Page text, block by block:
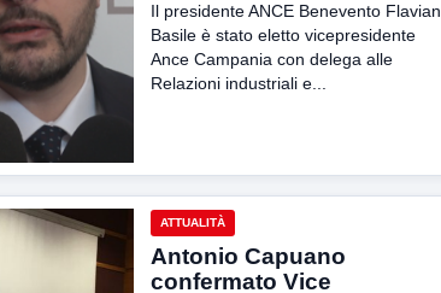
Il presidente ANCE Benevento Flavian
Basile è stato eletto vicepresidente
Ance Campania con delega alle
Relazioni industriali e...
ATTUALITÀ
Antonio Capuano
confermato Vice